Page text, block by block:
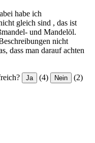
habe ich
gleich sind , das ist
und Mandelöl.
nicht
dass man darauf achten
Ja (4) Nein (2)